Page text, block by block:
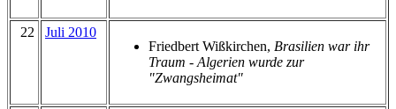
22
Juli 2010
Friedbert Wißkirchen, Brasilien war ihr
Traum - Algerien wurde zur
"Zwangsheimat"